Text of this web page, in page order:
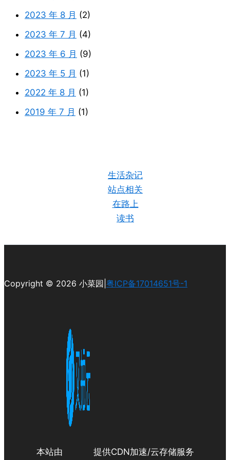
2023 年 8 月 (2)
2023 年 7 月 (4)
2023 年 6 月 (9)
2023 年 5 月 (1)
2022 年 8 月 (1)
2019 年 7 月 (1)
生活杂记
站点相关
在路上
读书
Copyright © 2026 小菜园| 粤ICP备17014651号-1
本站由 提供CDN加速/云存储服务